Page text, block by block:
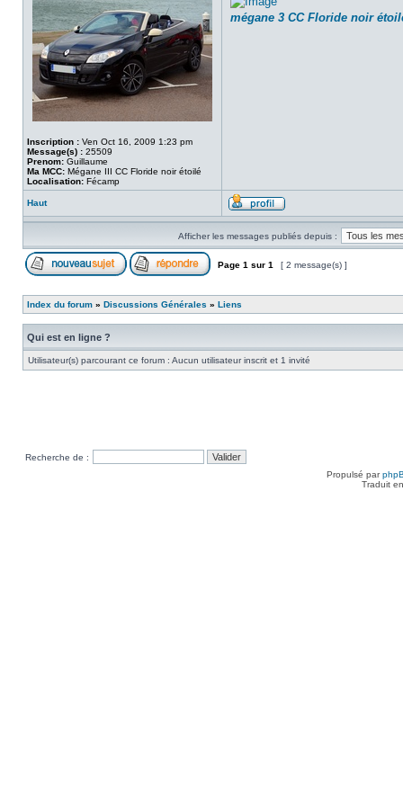
Inscription : Ven Oct 16, 2009 1:23 pm
Message(s) : 25509
Prenom: Guillaume
Ma MCC: Mégane III CC Floride noir étoilé
Localisation: Fécamp
mégane 3 CC Floride noir
Haut
Afficher les messages publiés depuis :
Page 1 sur 1 [ 2 message(s) ]
Index du forum » Discussions Générales » Liens
Qui est en ligne ?
Utilisateur(s) parcourant ce forum : Aucun utilisateur inscrit et 1 invité
Recherche de :
Propulsé par
Traduit